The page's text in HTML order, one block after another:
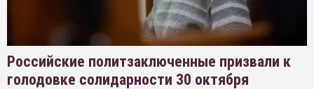
Российские политзаключенные призвали к
голодовке солидарности 30 октября